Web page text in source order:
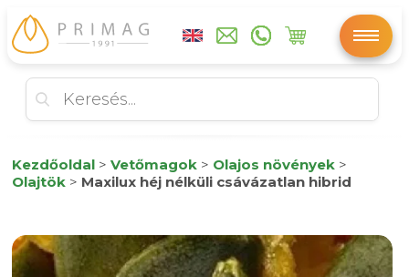
Kezdőoldal > Vetőmagok > Olajos növények >
Olajtök > Maxilux héj nélküli csávázatlan hibrid